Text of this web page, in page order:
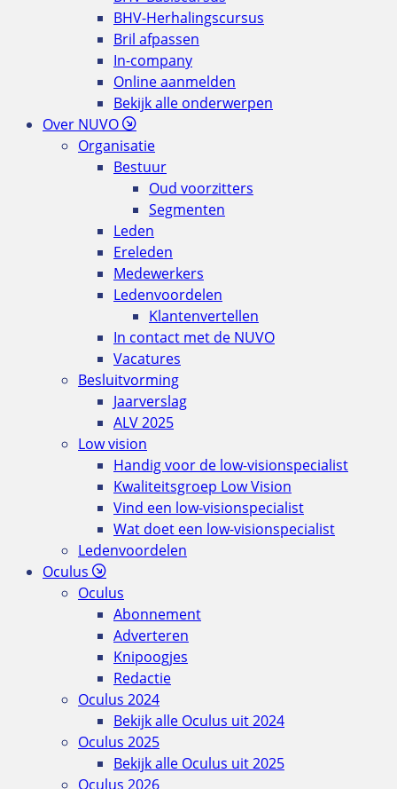
BHV-Herhalingscursus
Bril afpassen
In-company
Online aanmelden
Bekijk alle onderwerpen
Over NUVO
Organisatie
Bestuur
Oud voorzitters
Segmenten
Leden
Ereleden
Medewerkers
Ledenvoordelen
Klantenvertellen
In contact met de NUVO
Vacatures
Besluitvorming
Jaarverslag
ALV 2025
Low vision
Handig voor de low-visionspecialist
Kwaliteitsgroep Low Vision
Vind een low-visionspecialist
Wat doet een low-visionspecialist
Ledenvoordelen
Oculus
Oculus
Abonnement
Adverteren
Knipoogjes
Redactie
Oculus 2024
Bekijk alle Oculus uit 2024
Oculus 2025
Bekijk alle Oculus uit 2025
Oculus 2026